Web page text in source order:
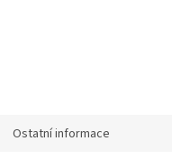
Ostatní informace